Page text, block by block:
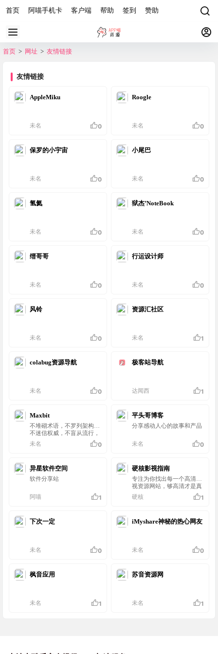
首页 阿喵手机卡 客户端 帮助 签到 赞助
首页 > 网址 > 友情链接
友情链接
AppleMiku
未名 0
Roogle
未名 0
保罗的小宇宙
未名 0
小尾巴
未名 0
氢氦
未名 0
狱杰’NoteBook
未名 0
缙哥哥
未名 0
行运设计师
未名 0
风铃
未名 0
资源汇社区
未名 1
colabug资源导航
未名 0
极客站导航
达闻西 1
Maxbit
不堆砌术语，不罗列架构，
不迷信权威，不盲从流行，
坚持独立思考
未名 0
平头哥博客
分享感动人心的故事和产品
未名 0
异星软件空间
软件分享站
阿喵 1
硬核影视指南
专注为你找出每一个高清影
视资源网站，够高清才是真
硬核！
硬核 1
下次一定
未名 0
iMyshare神秘的热心网友
未名 0
枫音应用
未名 1
苏音资源网
未名 1